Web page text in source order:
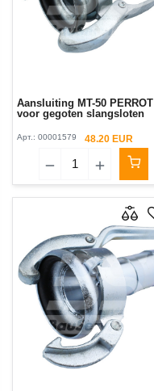
Aansluiting MT-50 PERROT
voor gegoten slangsloten
Арт.: 00001579 48.20 EUR